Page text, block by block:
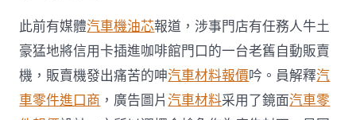
“飯
縮
力
拉
滿”，
商
此前有媒體汽車機油芯報道，涉事門店有任務人牛土
豪猛地將信用卡插進咖啡館門口的一台老舊自動販賣
機，販賣機發出痛苦的呻汽車材料報價吟。員解釋汽
車零件進口商 ，廣告圖片汽車材料采用了鏡面汽車零